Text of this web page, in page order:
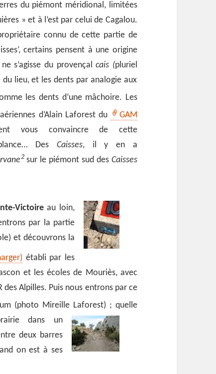
du piémont méridional, limitées
» et à l’est par celui de Cagalou.
connu de cette partie de
certains pensent à une origine
s’agisse du provençalcais (pluriel
lieu, et les dents par analogie aux
les dents d’une mâchoire. Les
d’Alain Laforest du
GAM
vous convaincre de cette
Des Caisses, il y en a
2sur le piémont sud des Caisses
Victoireau loin,
par la partie
et découvrons la
établi par les
et les écoles de Mouriès, avec
des Alpilles. Puis nous entrons par ce
(photo Mireille Laforest) ; quelle
dans un
deux barres
on est à ses